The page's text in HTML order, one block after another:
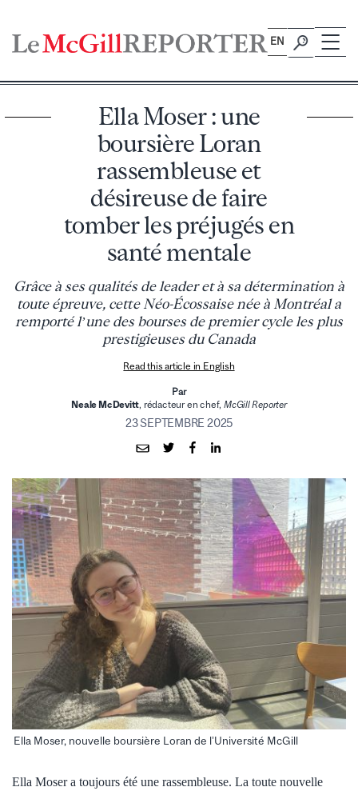
content
EN
Ella Moser : une
boursière Loran
rassembleuse et
désireuse de faire
tomber les préjugés en
santé mentale
Grâce à ses qualités de leader et à sa détermination à
toute épreuve, cette Néo-Écossaise née à Montréal a
remporté l’une des bourses de premier cycle les plus
prestigieuses du Canada
Read this article in English
Par
Neale McDevitt, rédacteur en chef, McGill Reporter
23 SEPTEMBRE 2025
Ella Moser, nouvelle boursière Loran de l’Université McGill
Ella Moser a toujours été une rassembleuse. La toute nouvelle